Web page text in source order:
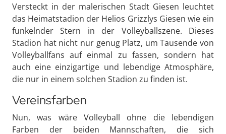
Versteckt in der malerischen Stadt Giesen leuchtet
das Heimatstadion der Helios Grizzlys Giesen wie ein
funkelnder Stern in der Volleyballszene. Dieses
Stadion hat nicht nur genug Platz, um Tausende von
Volleyballfans auf einmal zu fassen, sondern hat
auch eine einzigartige und lebendige Atmosphäre,
die nur in einem solchen Stadion zu finden ist.
Vereinsfarben
Nun, was wäre Volleyball ohne die lebendigen
Farben der beiden Mannschaften, die sich